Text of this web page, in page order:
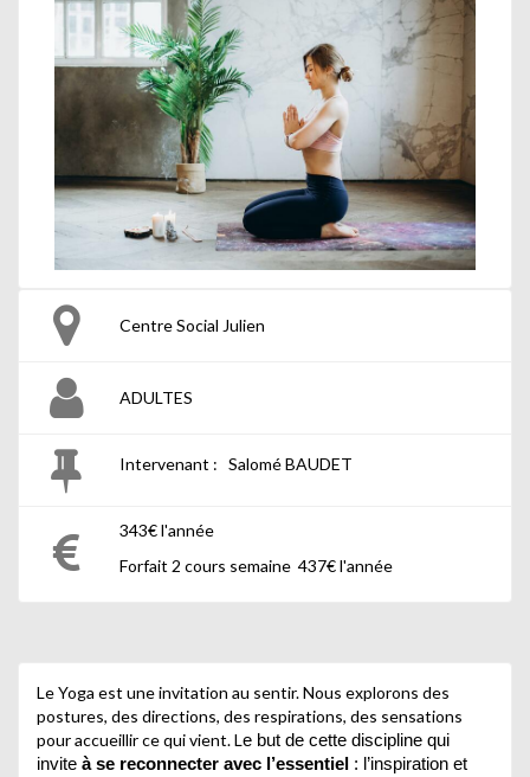
Centre Social Julien
ADULTES
Intervenant : Salomé BAUDET
343€ l'année
Forfait 2 cours semaine 437€ l'année
Le Yoga est une invitation au sentir. Nous explorons des
postures, des directions, des respirations, des sensations
pour accueillir ce qui vient. Le but de cette discipline qui
invite à se reconnecter avec l’essentiel : l’inspiration et